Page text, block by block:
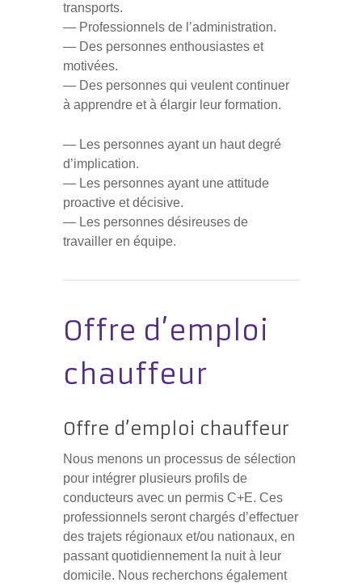
transports.
— Professionnels de l’administration.
— Des personnes enthousiastes et
motivées.
— Des personnes qui veulent continuer
à apprendre et à élargir leur formation.
— Les personnes ayant un haut degré
d’implication.
— Les personnes ayant une attitude
proactive et décisive.
— Les personnes désireuses de
travailler en équipe.
Offre d’emploi
chauffeur
Offre d’emploi chauffeur
Nous menons un processus de sélection
pour intégrer plusieurs profils de
conducteurs avec un permis C+E. Ces
professionnels seront chargés d’effectuer
des trajets régionaux et/ou nationaux, en
passant quotidiennement la nuit à leur
domicile. Nous recherchons également